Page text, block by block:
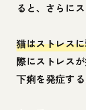
ると、さらに
猫はストレス
際にストレス
下痢を発症す